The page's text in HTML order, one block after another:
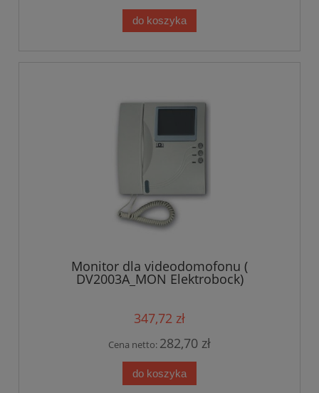
do koszyka
Monitor dla videodomofonu (
DV2003A_MON Elektrobock)
347,72 zł
Cena netto: 282,70 zł
do koszyka